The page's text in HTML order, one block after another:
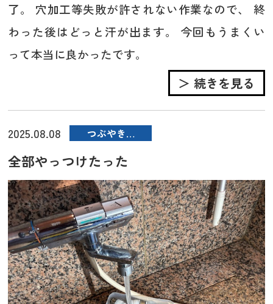
了。 穴加工等失敗が許されない作業なので、 終
わった後はどっと汗が出ます。 今回もうまくい
って本当に良かったです。
＞ 続きを見る
2025.08.08 つぶやき…
全部やっつけたった